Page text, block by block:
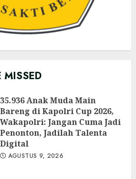
MISSED
35.936 Anak Muda Main
Bareng di Kapolri Cup 2026,
Wakapolri: Jangan Cuma Jadi
Penonton, Jadilah Talenta
Digital
AGUSTUS 9, 2026